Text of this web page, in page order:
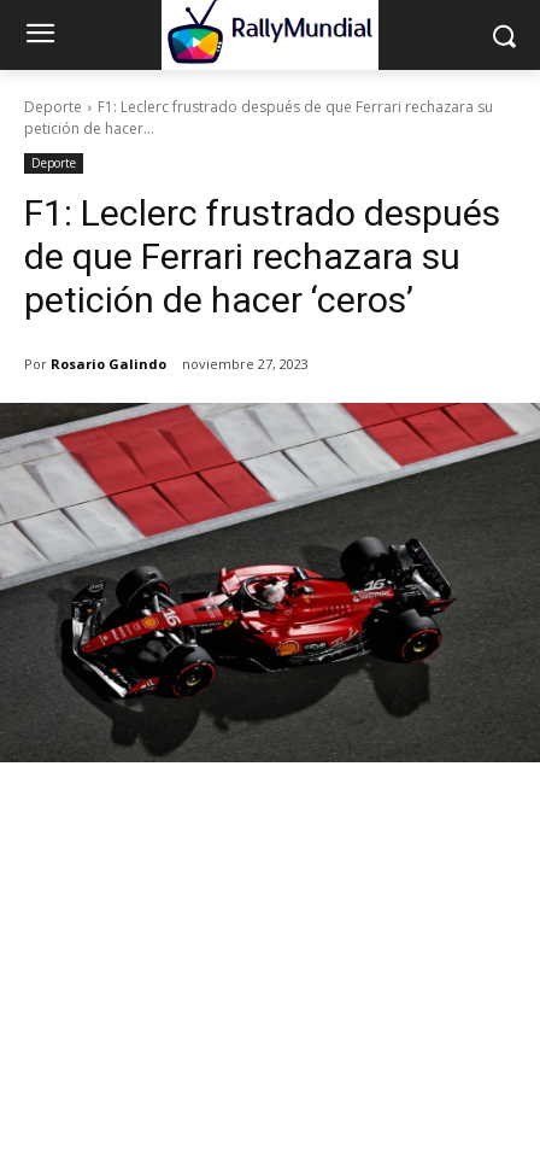
Deporte
F1: Leclerc frustrado después de que Ferrari rechazara su
petición de hacer...
Deporte
F1: Leclerc frustrado después
de que Ferrari rechazara su
petición de hacer ‘ceros’
Por Rosario Galindo noviembre 27, 2023